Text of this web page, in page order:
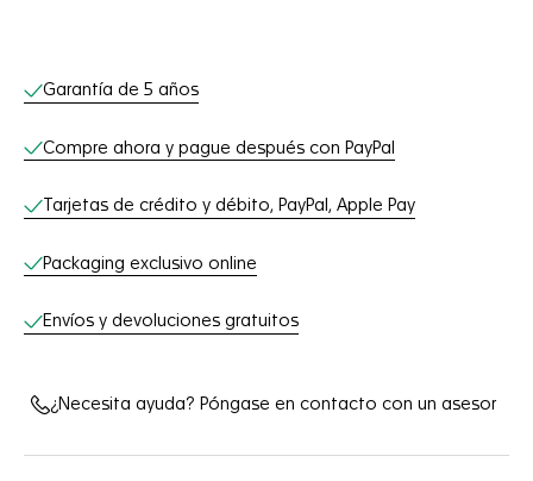
Servicios online
Garantía de 5 años
Compre ahora y pague después con PayPal
Tarjetas de crédito y débito, PayPal, Apple Pay
Packaging exclusivo online
Envíos y devoluciones gratuitos
¿Necesita ayuda? Póngase en contacto con un asesor